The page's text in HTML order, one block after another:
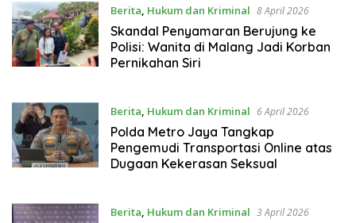
Berita Hukum dan Kriminal 8 April 2026
Skandal Penyamaran Berujung ke
Polisi: Wanita di Malang Jadi Korban
Pernikahan Siri
Berita Hukum dan Kriminal 6 April 2026
Polda Metro Jaya Tangkap
Pengemudi Transportasi Online atas
Dugaan Kekerasan Seksual
Berita Hukum dan Kriminal 3 April 2026